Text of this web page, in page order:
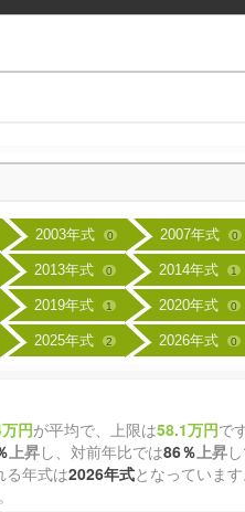
2003年式 0 2007年式 0
2013年式 0 2014年式 1
2019年式 1 2020年式 0
2025年式 2 2026年式 0
円が平均で、上限は58.1万円で
上昇し、対前年比では86％上昇
る年式は2026年式となっています